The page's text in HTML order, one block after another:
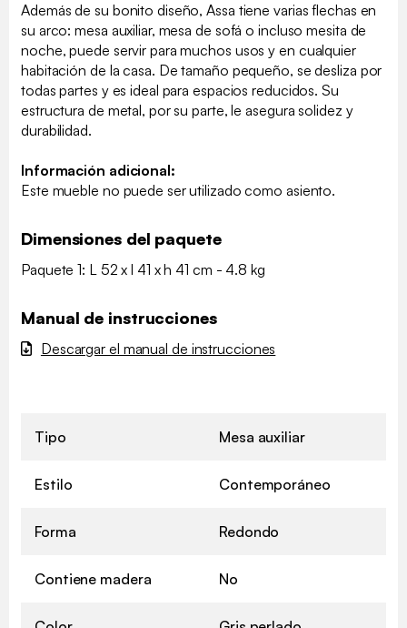
Además de su bonito diseño, Assa tiene varias flechas en
su arco: mesa auxiliar, mesa de sofá o incluso mesita de
noche, puede servir para muchos usos y en cualquier
habitación de la casa. De tamaño pequeño, se desliza por
todas partes y es ideal para espacios reducidos. Su
estructura de metal, por su parte, le asegura solidez y
durabilidad.
Información adicional:
Este mueble no puede ser utilizado como asiento.
Dimensiones del paquete
Paquete 1: L 52 x l 41 x h 41 cm - 4.8 kg
Manual de instrucciones
Descargar el manual de instrucciones
Tipo Mesa auxiliar
Estilo Contemporáneo
Forma Redondo
Contiene madera No